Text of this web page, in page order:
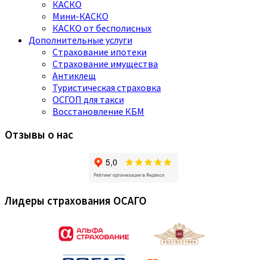
КАСКО
Мини-КАСКО
КАСКО от бесполисных
Дополнительные услуги
Страхование ипотеки
Страхование имущества
Антиклещ
Туристическая страховка
ОСГОП для такси
Восстановление КБМ
Отзывы о нас
Лидеры страхования ОСАГО